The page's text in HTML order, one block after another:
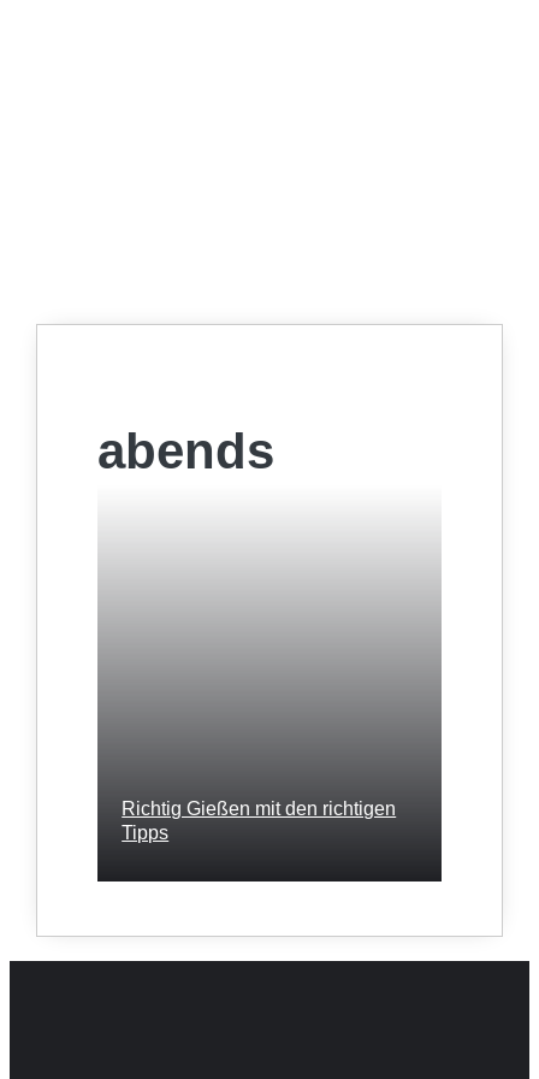
abends
Richtig Gießen mit den richtigen
Tipps